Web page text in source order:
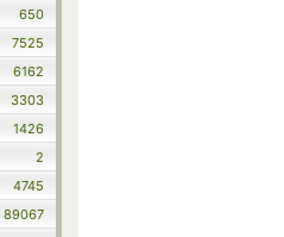
650
7525
6162
3303
1426
2
4745
89067